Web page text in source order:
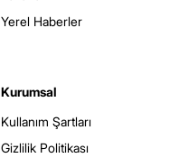
Yerel Haberler
Kurumsal
Kullanım Şartları
Gizlilik Politikası